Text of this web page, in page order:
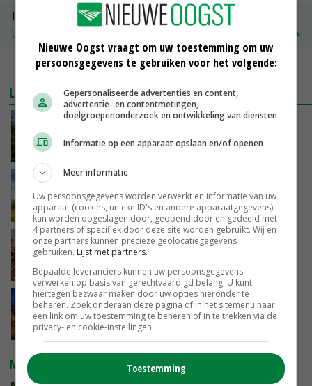
ISN prijs Frankrijk
Vleesvarkens
MEER MARKTPRIJZEN
LAATSTE NIEUWS
Kamervragen over onttrekkingsverbod,
minister spreekt van ‘ondernemersrisico’
VANDAAG, 16:27
overkant’
VANDAAG, 15:30
Oorlogen en El Niño stuwen voedselprijzen op
VANDAAG, 15:04
Nettowinst Royal A-ware onder druk ondanks
hogere omzet
VANDAAG, 14:35
NIEUWSTE VIDEO'S
Nieuwe Oogst vraagt om uw toestemming om uw
persoonsgegevens te gebruiken voor het volgende:
Gepersonaliseerde advertenties en content,
advertentie- en contentmetingen,
doelgroepenonderzoek en ontwikkeling van diensten
Informatie op een apparaat opslaan en/of openen
Meer informatie
Uw persoonsgegevens worden verwerkt en informatie van uw
apparaat (cookies, unieke ID's en andere apparaatgegevens)
kan worden opgeslagen door, geopend door en gedeeld met
4 partners of specifiek door deze site worden gebruikt. Wij en
onze partners kunnen precieze geolocatiegegevens
gebruiken. Lijst met partners.
Bepaalde leveranciers kunnen uw persoonsgegevens
verwerken op basis van gerechtvaardigd belang. U kunt
hiertegen bezwaar maken door uw opties hieronder te
beheren. Zoek onderaan deze pagina of in het sitemenu naar
een link om uw toestemming te beheren of in te trekken via de
privacy- en cookie-instellingen.
Toestemming